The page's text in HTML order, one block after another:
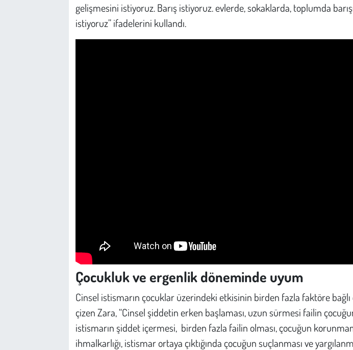
gelişmesini istiyoruz. Barış istiyoruz. evlerde, sokaklarda, toplumda
istiyoruz” ifadelerini kullandı.
Çocukluk ve ergenlik döneminde uyum
Cinsel istismarın çocuklar üzerindeki etkisinin birden fazla faktöre bağlı
çizen Zara, “Cinsel şiddetin erken başlaması, uzun sürmesi failin
istismarın şiddet içermesi, birden fazla failin olması, çocuğun
ihmalkarlığı, istismar ortaya çıktığında çocuğun suçlanması ve